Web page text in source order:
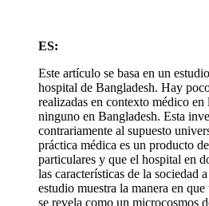
ES:
Este artículo se basa en un
hospital de Bangladesh. Hay
realizadas en contexto médico
ninguno en Bangladesh. Esta
contrariamente al supuesto
práctica médica es un producto
particulares y que el hospital en
las características de la sociedad
estudio muestra la manera en
se revela como un microcosmos